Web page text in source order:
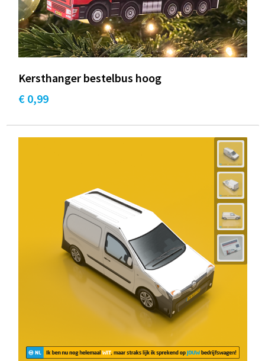
Kersthanger bestelbus hoog
€ 0,99